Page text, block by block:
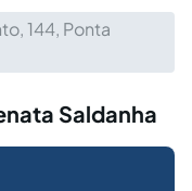
144, Ponta
Saldanha